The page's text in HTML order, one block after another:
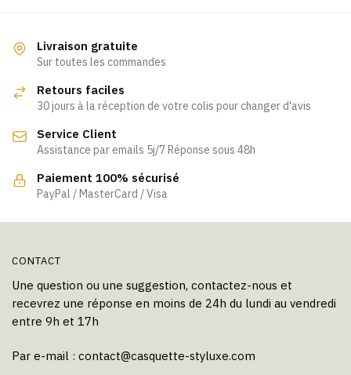
variations.
Les
peuvent
choisies
sur
la
page
être
Livraison gratuite
Sur toutes les commandes
Retours faciles
30 jours à la réception de votre colis pour changer d'avis
Service Client
Assistance par emails 5j/7 Réponse sous 48h
Paiement 100% sécurisé
PayPal / MasterCard / Visa
CONTACT
Une question ou une suggestion, contactez-nous et
recevrez une réponse en moins de 24h du lundi au vendredi
entre 9h et 17h
Par e-mail : contact@casquette-styluxe.com